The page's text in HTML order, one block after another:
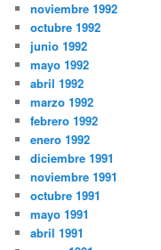
noviembre 1992
octubre 1992
junio 1992
mayo 1992
abril 1992
marzo 1992
febrero 1992
enero 1992
diciembre 1991
noviembre 1991
octubre 1991
mayo 1991
abril 1991